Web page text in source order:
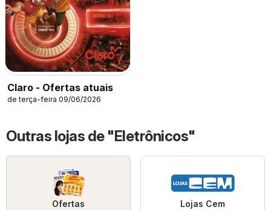
Claro - Ofertas atuais
de terça-feira 09/06/2026
Outras lojas de "Eletrônicos"
Ofertas Lojas Cem